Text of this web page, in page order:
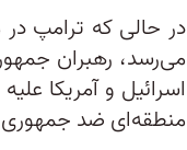
در حالی که ترامپ در
می‌رسد، رهبران
اسرائیل و آمریکا
منطقه‌ای ضد جمهوری